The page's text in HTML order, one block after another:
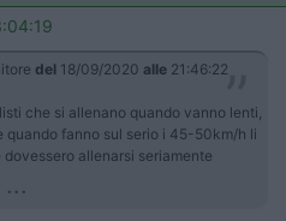
del 18/09/2020 alle 21:46:22
che si allenano quando vanno lenti,
quando fanno sul serio i 45-50km/h li
allenarsi seriamente
...